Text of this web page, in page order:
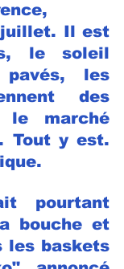
juillet. Il est
le soleil
les
des
le marché
Tout y est.
pourtant
bouche et
les baskets